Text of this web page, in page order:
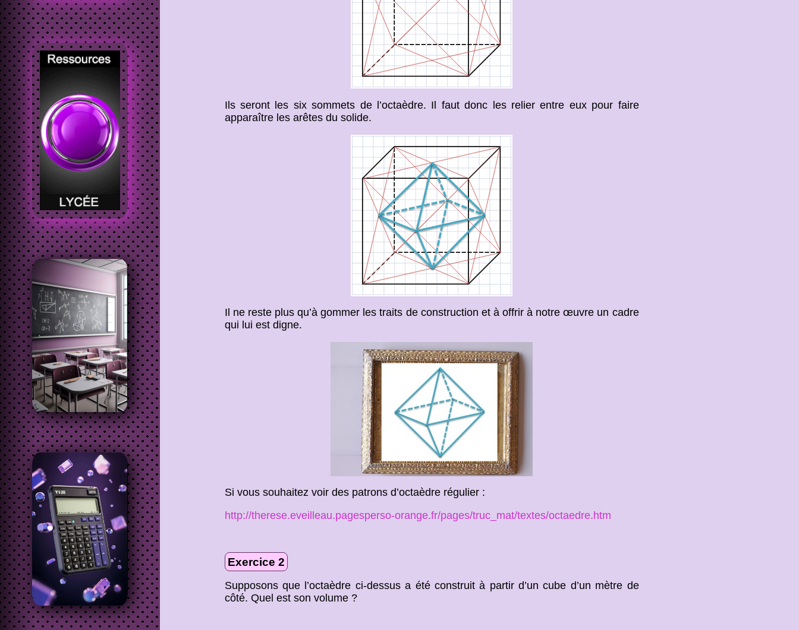
Ils seront les six sommets de l’octaèdre. Il faut donc les relier entre eux pour faire
apparaître les arêtes du solide.
Il ne reste plus qu’à gommer les traits de construction et à offrir à notre œuvre un cadre
qui lui est digne.
Si vous souhaitez voir des patrons d’octaèdre régulier :
http://therese.eveilleau.pagesperso-orange.fr/pages/truc_mat/textes/octaedre.htm
Exercice 2
Supposons que l’octaèdre ci-dessus a été construit à partir d’un cube d’un mètre de
côté. Quel est son volume ?